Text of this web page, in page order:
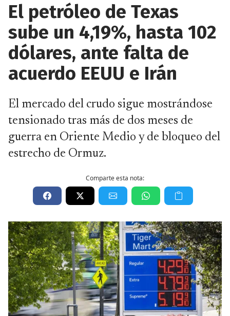
El petróleo de Texas
sube un 4,19%, hasta 102
dólares, ante falta de
acuerdo EEUU e Irán
El mercado del crudo sigue mostrándose
tensionado tras más de dos meses de
guerra en Oriente Medio y de bloqueo del
estrecho de Ormuz.
Comparte esta nota: